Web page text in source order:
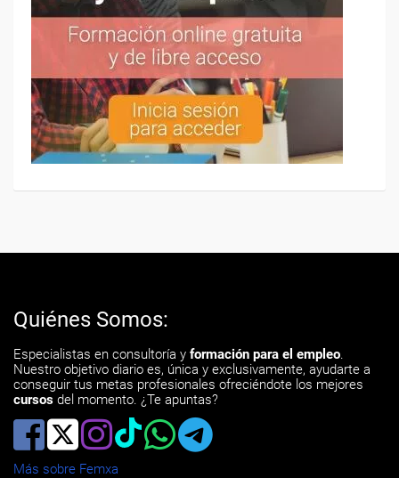
Quiénes Somos:
Especialistas en consultoría y formación para el empleo.
Nuestro objetivo diario es, única y exclusivamente, ayudarte a
conseguir tus metas profesionales ofreciéndote los mejores
cursos del momento. ¿Te apuntas?
Más sobre Femxa